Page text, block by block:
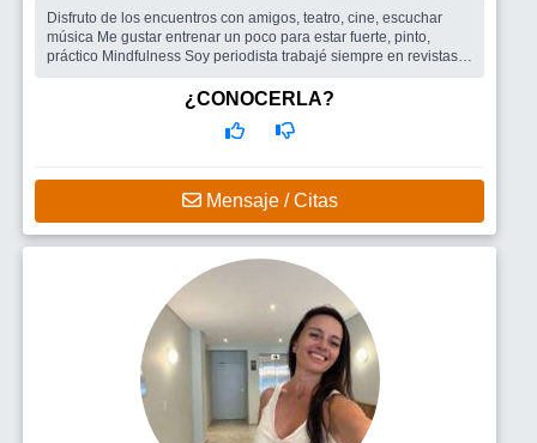
Disfruto de los encuentros con amigos, teatro, cine, escuchar
música Me gustar entrenar un poco para estar fuerte, pinto,
práctico Mindfulness Soy periodista trabajé siempre en revistas
Amigos para salir , un hombre
¿CONOCERLA?
Mensaje / Citas